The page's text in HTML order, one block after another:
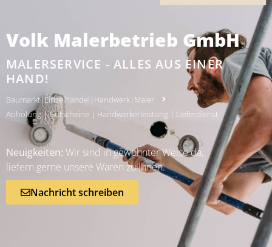
Volk Malerbetrieb GmbH
MALERSERVICE - ALLES AUS EINER
HAND!
Baumarkt|Einzelhandel | Handwerk| Maler
Abholung|Gutscheine | Handwerkerleistung | Lieferdienst
Neuigkeiten: Wir sind in gewohnter Weise da,
liefern gerne unsere Waren zu Ihnen.
Nachricht schreiben